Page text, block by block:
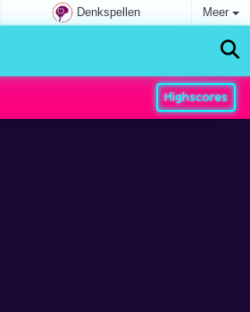
Denkspellen Meer
Highscores